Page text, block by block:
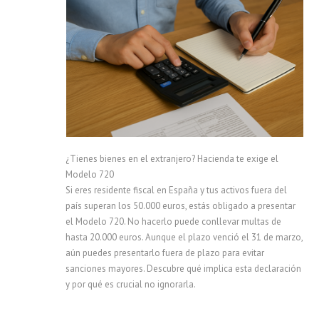
¿Tienes bienes en el extranjero? Hacienda te exige el
Modelo 720
Si eres residente fiscal en España y tus activos fuera del
país superan los 50.000 euros, estás obligado a presentar
el Modelo 720. No hacerlo puede conllevar multas de
hasta 20.000 euros. Aunque el plazo venció el 31 de marzo,
aún puedes presentarlo fuera de plazo para evitar
sanciones mayores. Descubre qué implica esta declaración
y por qué es crucial no ignorarla.